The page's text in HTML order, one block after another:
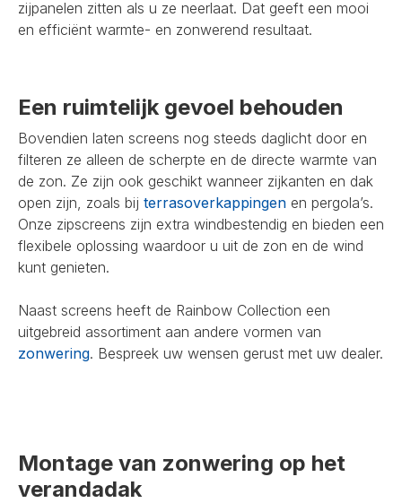
zijpanelen zitten als u ze neerlaat. Dat geeft een mooi
en efficiënt warmte- en zonwerend resultaat.
Een ruimtelijk gevoel behouden
Bovendien laten screens nog steeds daglicht door en
filteren ze alleen de scherpte en de directe warmte van
de zon. Ze zijn ook geschikt wanneer zijkanten en dak
open zijn, zoals bij terrasoverkappingen en pergola’s.
Onze zipscreens zijn extra windbestendig en bieden een
flexibele oplossing waardoor u uit de zon en de wind
kunt genieten.
Naast screens heeft de Rainbow Collection een
uitgebreid assortiment aan andere vormen van
zonwering. Bespreek uw wensen gerust met uw dealer.
Montage van zonwering op het
verandadak